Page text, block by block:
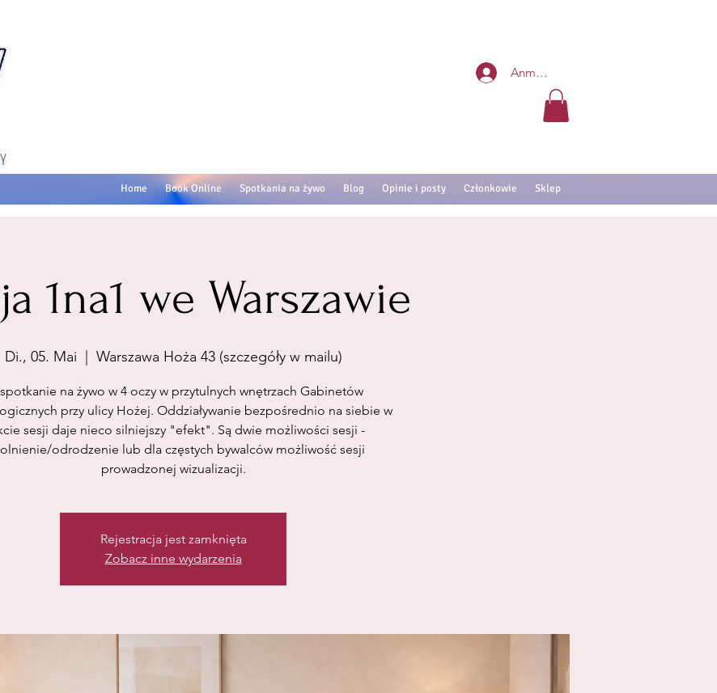
Anmelden
Home Book Online Spotkania na żywo Blog Opinie i posty Członkowie Sklep
1na1 we Warszawie
Di., 05. Mai
  |
Warszawa Hoża 43 (szczegóły w mailu)
na żywo w 4 oczy w przytulnych wnętrzach Gabinetów
przy ulicy Hożej. Oddziaływanie bezpośrednio na siebie w
sesji daje nieco silniejszy "efekt". Są dwie możliwości sesji -
odrodzenie lub dla częstych bywalców możliwość sesji
prowadzonej wizualizacji.
Rejestracja jest zamknięta
Zobacz inne wydarzenia